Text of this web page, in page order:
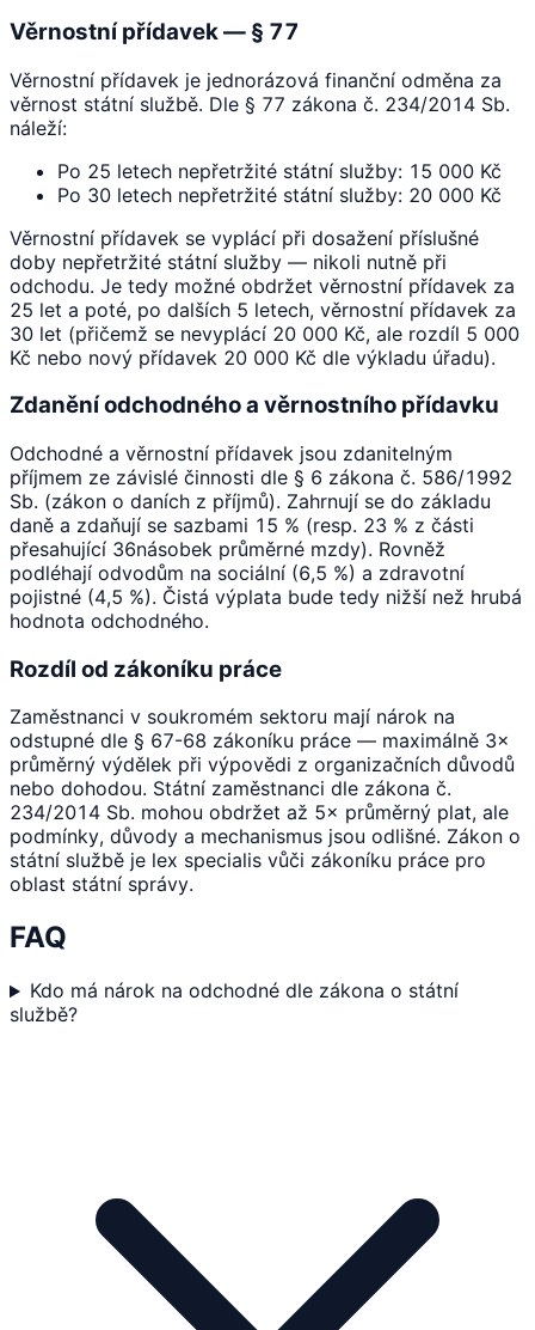
Věrnostní přídavek — § 77
Věrnostní přídavek je jednorázová finanční odměna za
věrnost státní službě. Dle § 77 zákona č. 234/2014 Sb.
náleží:
Po 25 letech nepřetržité státní služby: 15 000 Kč
Po 30 letech nepřetržité státní služby: 20 000 Kč
Věrnostní přídavek se vyplácí při dosažení příslušné
doby nepřetržité státní služby — nikoli nutně při
odchodu. Je tedy možné obdržet věrnostní přídavek za
25 let a poté, po dalších 5 letech, věrnostní přídavek za
30 let (přičemž se nevyplácí 20 000 Kč, ale rozdíl 5 000
Kč nebo nový přídavek 20 000 Kč dle výkladu úřadu).
Zdanění odchodného a věrnostního přídavku
Odchodné a věrnostní přídavek jsou zdanitelným
příjmem ze závislé činnosti dle § 6 zákona č. 586/1992
Sb. (zákon o daních z příjmů). Zahrnují se do základu
daně a zdaňují se sazbami 15 % (resp. 23 % z části
přesahující 36násobek průměrné mzdy). Rovněž
podléhají odvodům na sociální (6,5 %) a zdravotní
pojistné (4,5 %). Čistá výplata bude tedy nižší než hrubá
hodnota odchodného.
Rozdíl od zákoníku práce
Zaměstnanci v soukromém sektoru mají nárok na
odstupné dle § 67-68 zákoníku práce — maximálně 3×
průměrný výdělek při výpovědi z organizačních důvodů
nebo dohodou. Státní zaměstnanci dle zákona č.
234/2014 Sb. mohou obdržet až 5× průměrný plat, ale
podmínky, důvody a mechanismus jsou odlišné. Zákon o
státní službě je lex specialis vůči zákoníku práce pro
oblast státní správy.
FAQ
Kdo má nárok na odchodné dle zákona o státní
službě?